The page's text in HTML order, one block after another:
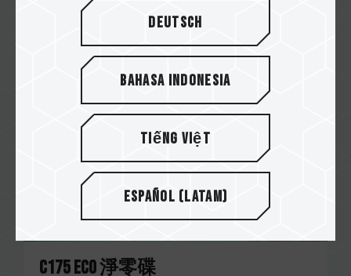
Related Product
#PD20M Mag Portable SSD Titanium Gray
C175 ECO 淨零碟
Deutsch
Bahasa Indonesia
Tiếng Việt
Español (Latam)